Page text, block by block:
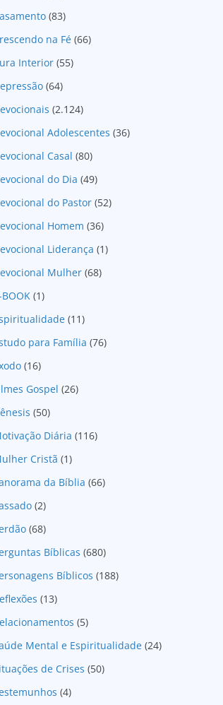
(83)
na Fé (66)
Interior (55)
(64)
(2.124)
Adolescentes (36)
Casal (80)
do Dia (49)
do Pastor (52)
Homem (36)
Liderança (1)
Mulher (68)
BOOK (1)
(11)
para Família (76)
(16)
Gospel (26)
(50)
Diária (116)
Cristã (1)
da Bíblia (66)
(2)
(68)
Bíblicas (680)
Bíblicos (188)
(13)
(5)
Mental e Espiritualidade (24)
de Crises (50)
(4)